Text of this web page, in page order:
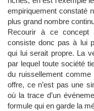
empiriquement constaté
plus grand nombre
Recourir à ce
consiste donc pas à lui
qui lui serait propre. La
par lequel toute société
du ruissellement
offre, ce n’est pas une
où la trace d’un
formule qui en garde la